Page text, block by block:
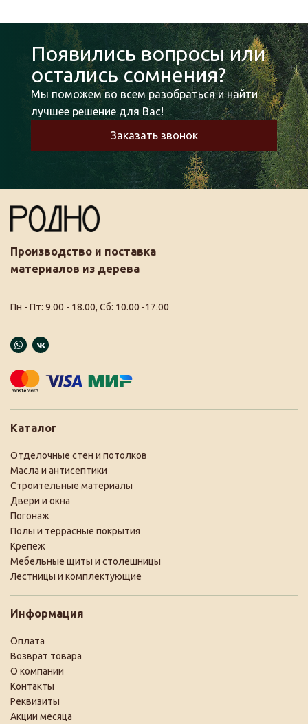
Появились вопросы или
остались сомнения?
Мы поможем во всем разобраться и найти
лучшее решение для Вас!
Заказать звонок
Производство и поставка
материалов из дерева
Пн - Пт: 9.00 - 18.00, Сб: 10.00 -17.00
Каталог
Отделочные стен и потолков
Масла и антисептики
Строительные материалы
Двери и окна
Погонаж
Полы и террасные покрытия
Крепеж
Мебельные щиты и столешницы
Лестницы и комплектующие
Информация
Оплата
Возврат товара
О компании
Контакты
Реквизиты
Акции месяца